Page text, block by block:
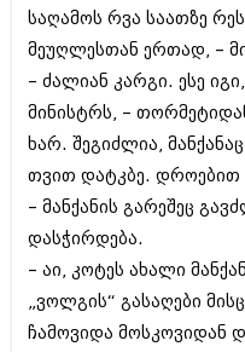
საღამოს რვა საათზე
მეუღლესთან ერთად, –
– ძალიან კარგი. ესე
მინისტრს, –
ხარ. შეგიძლია,
თვით დატკბე. დროებით
– მანქანის გარეშეც
დასჭირდება.
– აი, კოტეს ახალი
„ვოლგის“ გასაღები
ჩამოვიდა მოსკოვიდან